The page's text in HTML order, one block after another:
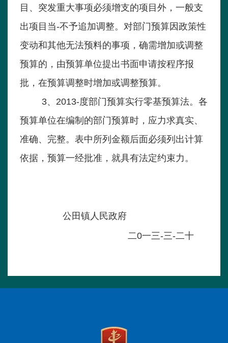
目、突发重大事项必须增支的项目外，一般支
出项目当-不予追加调整。对部门预算因政策性
变动和其他无法预料的事项，确需增加或调整
预算的，由预算单位提出书面申请按程序报
批，在预算调整时增加或调整预算。
3、2013-度部门预算实行零基预算法。各
预算单位在编制的部门预算时，应力求真实、
准确、完整。表中所列金额后面必须列出计算
依据，预算一经批准，就具有法定约束力。
公田镇人民政府
二0一三-三-二十